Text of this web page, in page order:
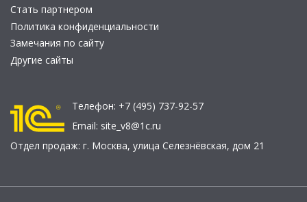
Стать партнером
Политика конфиденциальности
Замечания по сайту
Другие сайты
Телефон: +7 (495) 737-92-57
Email: site_v8@1c.ru
Отдел продаж: г. Москва, улица Селезнёвская, дом 21